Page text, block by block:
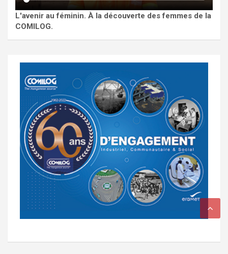
L'avenir au féminin. À la découverte des femmes de la
COMILOG.